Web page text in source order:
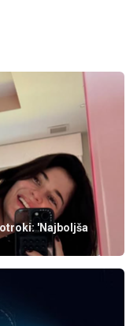
'Najboljša